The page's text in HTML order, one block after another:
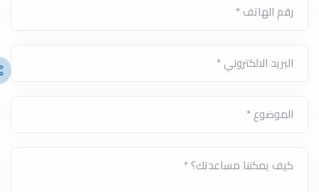
رقم الهاتف *
البريد الالكتروني *
الموضوع *
كيف يمكننا مساعدتك؟ *